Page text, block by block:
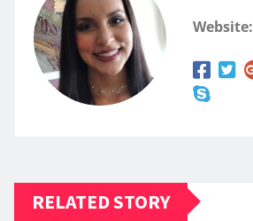
Website:
RELATED STORY